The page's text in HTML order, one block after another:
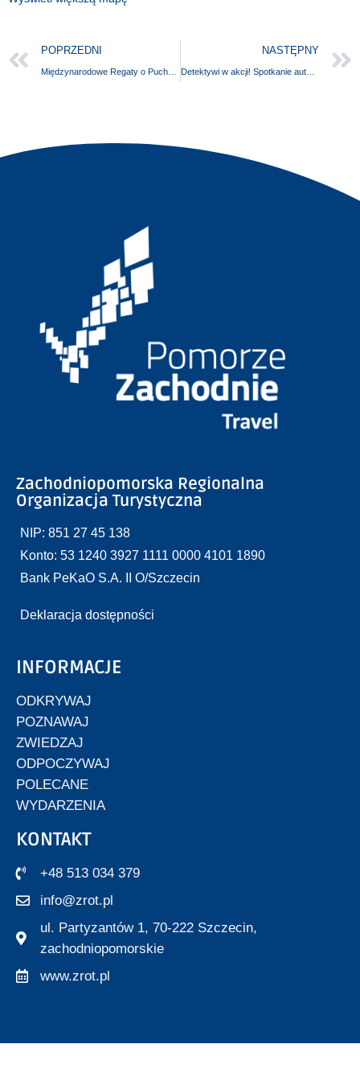
POPRZEDNI NASTĘPNY
Detektywi w akcji! Spotkanie autorskie z Martinem Widmarkiem w ramach SIGMAstycznego Czytania
Zachodniopomorska Regionalna
Organizacja Turystyczna
NIP: 851 27 45 138
Konto: 53 1240 3927 1111 0000 4101 1890
Bank PeKaO S.A. II O/Szczecin
Deklaracja dostępności
INFORMACJE
ODKRYWAJ
POZNAWAJ
ZWIEDZAJ
ODPOCZYWAJ
POLECANE
WYDARZENIA
KONTAKT
+48 513 034 379
info@zrot.pl
ul. Partyzantów 1, 70-222 Szczecin,
zachodniopomorskie
www.zrot.pl